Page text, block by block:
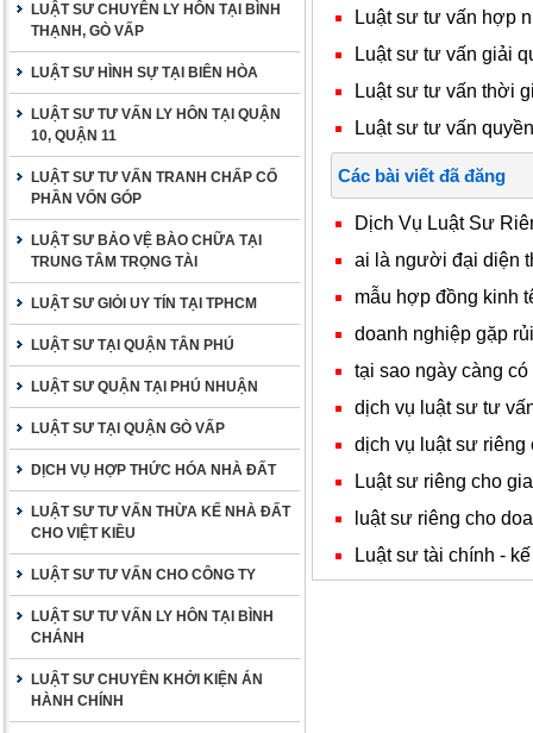
LUẬT SƯ CHUYÊN LY HÔN TẠI BÌNH
THẠNH, GÒ VẤP
LUẬT SƯ HÌNH SỰ TẠI BIÊN HÒA
LUẬT SƯ TƯ VẤN LY HÔN TẠI QUẬN
10, QUẬN 11
LUẬT SƯ TƯ VẤN TRANH CHẤP CỐ
PHẦN VỐN GÓP
LUẬT SƯ BẢO VỆ BÀO CHỮA TẠI
TRUNG TÂM TRỌNG TÀI
LUẬT SƯ GIỎI UY TÍN TẠI TPHCM
LUẬT SƯ TẠI QUẬN TÂN PHÚ
LUẬT SƯ QUẬN TẠI PHÚ NHUẬN
LUẬT SƯ TẠI QUẬN GÒ VẤP
DỊCH VỤ HỢP THỨC HÓA NHÀ ĐẤT
LUẬT SƯ TƯ VẤN THỪA KẾ NHÀ ĐẤT
CHO VIỆT KIỀU
LUẬT SƯ TƯ VẤN CHO CÔNG TY
LUẬT SƯ TƯ VẤN LY HÔN TẠI BÌNH
CHÁNH
LUẬT SƯ CHUYÊN KHỞI KIỆN ÁN
HÀNH CHÍNH
Luật sư tư vấn hợp
Luật sư tư vấn giải
Luật sư tư vấn thời
Luật sư tư vấn
Các bài viết đã đăng
Dịch Vụ Luật Sư
ai là người đại diện
mẫu hợp đồng kinh
doanh nghiệp gặp
tại sao ngày càng
dịch vụ luật sư tư
dịch vụ luật sư riêng
Luật sư riêng cho
luật sư riêng cho
Luật sư tài chính -